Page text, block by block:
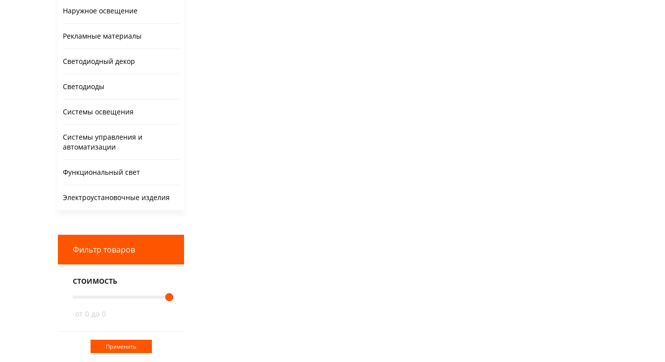
Наружное освещение
Рекламные материалы
Светодиодный декор
Светодиоды
Системы освещения
Системы управления и
автоматизации
Функциональный свет
Электроустановочные изделия
Фильтр товаров
СТОИМОСТЬ
от 0 до 0
Применить